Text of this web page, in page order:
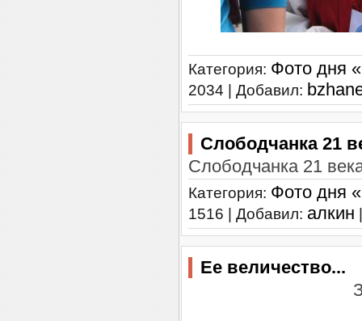
Категория: Фото дня
2034 | Добавил:
Слободчанка 21
Слободчанка 21
Категория: Фото дня
1516 | Добавил: алкин
Ее величество...